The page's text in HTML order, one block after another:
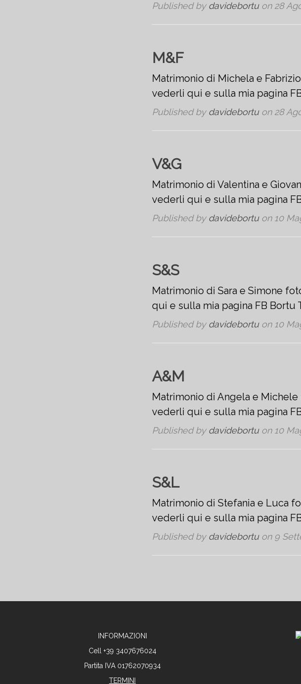
Published by davidebortuon 28
M&F
Matrimonio di Michela e
vederli qui e sulla mia pagina
Published by davidebortuon 28
V&G
Matrimonio di Valentina e
vederli qui e sulla mia pagina
Published by davidebortuon 10
S&S
Matrimonio di Sara e Simone
qui e sulla mia pagina FB Bortu
Published by davidebortuon 10
A&M
Matrimonio di Angela e
vederli qui e sulla mia pagina
Published by davidebortuon 10
S&L
Matrimonio di Stefania e Luca
vederli qui e sulla mia pagina
Published by davidebortuon 9
INFORMAZIONI
Cell +39 3407676024
Partita IVA 01762070934
TERMINI